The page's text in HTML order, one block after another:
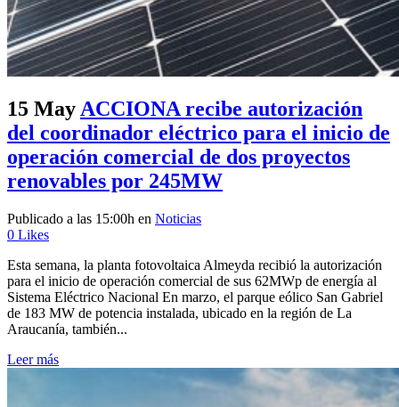
15 MayACCIONA recibe autorización
del coordinador eléctrico para el inicio de
operación comercial de dos proyectos
renovables por 245MW
Publicado a las 15:00h en Noticias
0 Likes
Esta semana, la planta fotovoltaica Almeyda recibió la autorización
para el inicio de operación comercial de sus 62MWp de energía al
Sistema Eléctrico Nacional En marzo, el parque eólico San Gabriel
de 183 MW de potencia instalada, ubicado en la región de La
Araucanía, también...
Leer más